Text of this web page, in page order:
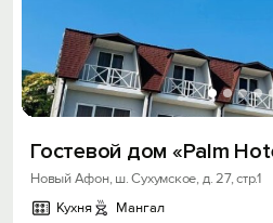
Гостевой дом «Palm
Новый Афон, ш. Сухумское, д. 27, стр.1
Кухня
Мангал